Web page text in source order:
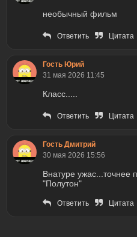
необычный фильм
Ответить Цитата
Гость Юрий
31 мая 2026 11:45
Класс.....
Ответить Цитата
Гость Дмитрий
30 мая 2026 15:56
Внатуре ужас...точнее
"Полутон"
Ответить Цитата